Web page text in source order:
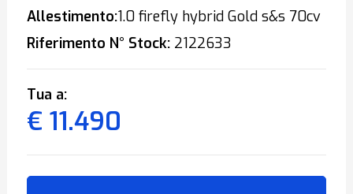
Allestimento:1.0 firefly hybrid Gold s&s 70cv
Riferimento N° Stock:2122633
Tua a:
€ 11.490